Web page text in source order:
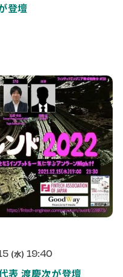
登壇
(水) 19:40
表 渡慶次が登壇